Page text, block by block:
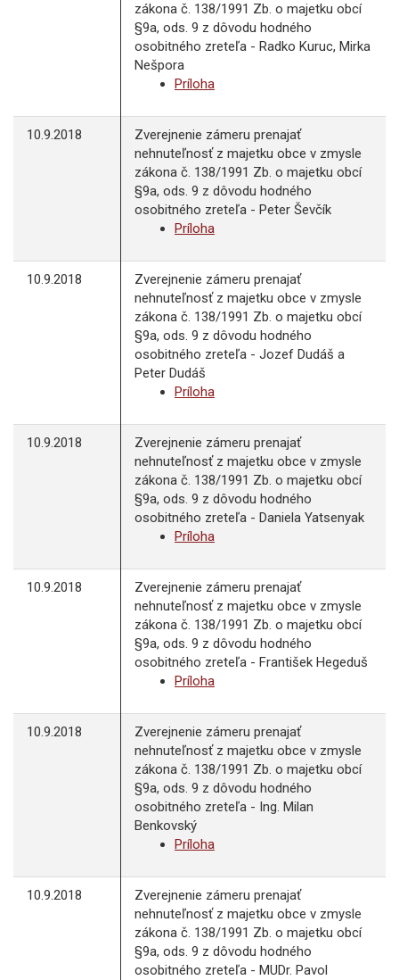
zákona č. 138/1991 Zb. o majetku obcí
§9a, ods. 9 z dôvodu hodného
osobitného zreteľa - Radko Kuruc, Mirka
Nešpora
Príloha
10.9.2018
Zverejnenie zámeru prenajať
nehnuteľnosť z majetku obce v zmysle
zákona č. 138/1991 Zb. o majetku obcí
§9a, ods. 9 z dôvodu hodného
osobitného zreteľa - Peter Ševčík
Príloha
10.9.2018
Zverejnenie zámeru prenajať
nehnuteľnosť z majetku obce v zmysle
zákona č. 138/1991 Zb. o majetku obcí
§9a, ods. 9 z dôvodu hodného
osobitného zreteľa - Jozef Dudáš a
Peter Dudáš
Príloha
10.9.2018
Zverejnenie zámeru prenajať
nehnuteľnosť z majetku obce v zmysle
zákona č. 138/1991 Zb. o majetku obcí
§9a, ods. 9 z dôvodu hodného
osobitného zreteľa - Daniela Yatsenyak
Príloha
10.9.2018
Zverejnenie zámeru prenajať
nehnuteľnosť z majetku obce v zmysle
zákona č. 138/1991 Zb. o majetku obcí
§9a, ods. 9 z dôvodu hodného
osobitného zreteľa - František Hegeduš
Príloha
10.9.2018
Zverejnenie zámeru prenajať
nehnuteľnosť z majetku obce v zmysle
zákona č. 138/1991 Zb. o majetku obcí
§9a, ods. 9 z dôvodu hodného
osobitného zreteľa - Ing. Milan
Benkovský
Príloha
10.9.2018
Zverejnenie zámeru prenajať
nehnuteľnosť z majetku obce v zmysle
zákona č. 138/1991 Zb. o majetku obcí
§9a, ods. 9 z dôvodu hodného
osobitného zreteľa - MUDr. Pavol